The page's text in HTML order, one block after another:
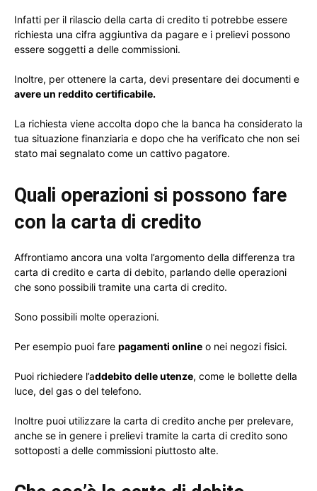
Infatti per il rilascio della carta di credito ti potrebbe essere
richiesta una cifra aggiuntiva da pagare e i prelievi possono
essere soggetti a delle commissioni.
Inoltre, per ottenere la carta, devi presentare dei documenti e
avere un reddito certificabile.
La richiesta viene accolta dopo che la banca ha considerato la
tua situazione finanziaria e dopo che ha verificato che non sei
stato mai segnalato come un cattivo pagatore.
Quali operazioni si possono fare
con la carta di credito
Affrontiamo ancora una volta l’argomento della differenza tra
carta di credito e carta di debito, parlando delle operazioni
che sono possibili tramite una carta di credito.
Sono possibili molte operazioni.
Per esempio puoi fare pagamenti online o nei negozi fisici.
Puoi richiedere l’addebito delle utenze, come le bollette della
luce, del gas o del telefono.
Inoltre puoi utilizzare la carta di credito anche per prelevare,
anche se in genere i prelievi tramite la carta di credito sono
sottoposti a delle commissioni piuttosto alte.